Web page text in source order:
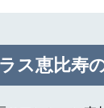
ス恵比寿